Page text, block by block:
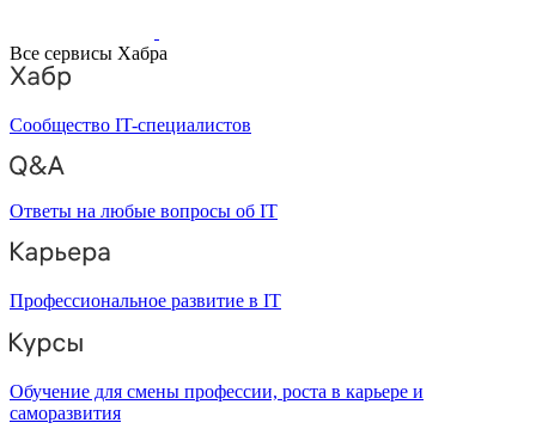
Все сервисы Хабра
Сообщество IT-специалистов
Ответы на любые вопросы об IT
Профессиональное развитие в IT
Обучение для смены профессии, роста в карьере и
саморазвития